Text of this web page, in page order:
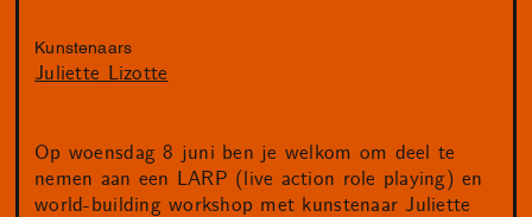
Kunstenaars
Juliette Lizotte
Op woensdag 8 juni ben je welkom om deel te
nemen aan een LARP (live action role playing) en
world-building workshop met kunstenaar Juliette